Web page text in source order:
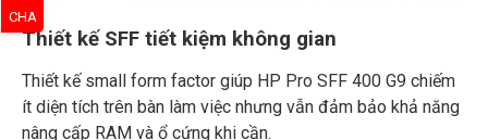
Thiết kế SFF tiết kiệm không gian
Thiết kế small form factor giúp HP Pro SFF 400 G9 chiếm
ít diện tích trên bàn làm việc nhưng vẫn đảm bảo khả năng
nâng cấp RAM và ổ cứng khi cần.
CHA